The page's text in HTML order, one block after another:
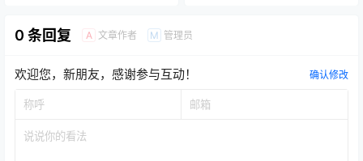
0 条回复 A 文章作者 M 管理员
欢迎您，新朋友，感谢参与互动！ 确认修改